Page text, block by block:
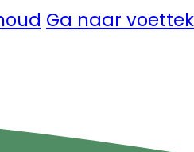
Ga naar